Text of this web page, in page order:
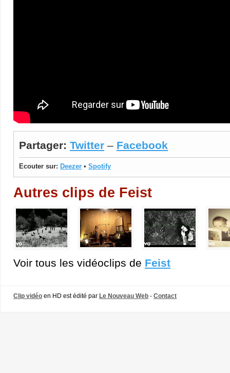
Partager: Twitter – Facebook
Ecouter sur: Deezer • Spotify
Autres clips de Feist
Voir tous les vidéoclips de Feist
Clip vidéo en HD est édité par Le Nouveau Web - Contact